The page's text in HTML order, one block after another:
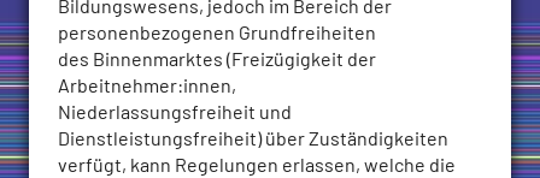
Grenzregion
Südtirol
quantità
Bildungswesens, jedoch im Bereich der
personenbezogenen Grundfreiheiten
des Binnenmarktes (Freizügigkeit der
Arbeitnehmer:innen,
Niederlassungsfreiheit und
Dienstleistungsfreiheit) über Zuständigkeiten
verfügt, kann Regelungen erlassen, welche die